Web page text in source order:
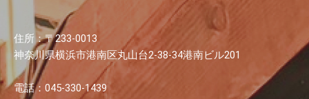
住所：〒233-0013
神奈川県横浜市港南区丸山台2-38-34港南ビル201
電話：045-330-1439